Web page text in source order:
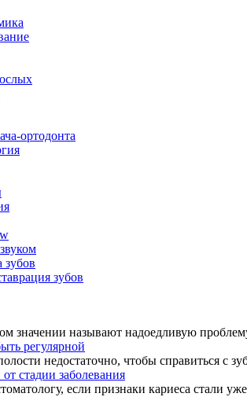
ортодонта
зубов
зубов
значении называют надоедливую
регулярной
недостаточно, чтобы справиться с
стадии заболевания
если признаки кариеса стали